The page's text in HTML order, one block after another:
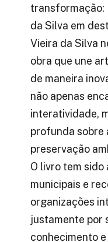
transformação:
da Silva em
Vieira da Silva
obra que une
de maneira
não apenas
interatividade,
profunda sobre
preservação
O livro tem
municipais e
organizações
justamente por
conhecimento